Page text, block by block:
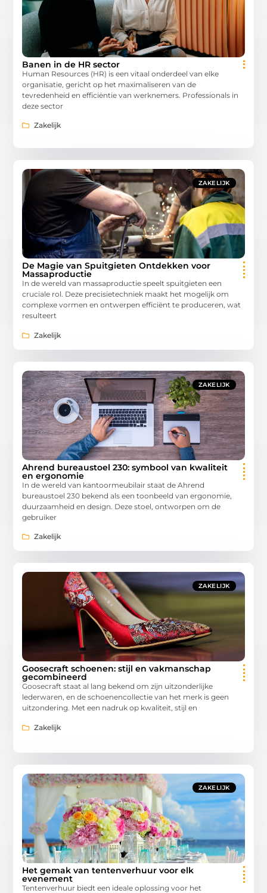
Banen in de HR sector
Human Resources (HR) is een vitaal onderdeel van elke
organisatie, gericht op het maximaliseren van de
tevredenheid en efficiëntie van werknemers. Professionals in
deze sector
Zakelijk
ZAKELIJK
De Magie van Spuitgieten Ontdekken voor
Massaproductie
In de wereld van massaproductie speelt spuitgieten een
cruciale rol. Deze precisietechniek maakt het mogelijk om
complexe vormen en ontwerpen efficiënt te produceren, wat
resulteert
Zakelijk
ZAKELIJK
Ahrend bureaustoel 230: symbool van kwaliteit
en ergonomie
In de wereld van kantoormeubilair staat de Ahrend
bureaustoel 230 bekend als een toonbeeld van ergonomie,
duurzaamheid en design. Deze stoel, ontworpen om de
gebruiker
Zakelijk
ZAKELIJK
Goosecraft schoenen: stijl en vakmanschap
gecombineerd
Goosecraft staat al lang bekend om zijn uitzonderlijke
lederwaren, en de schoenencollectie van het merk is geen
uitzondering. Met een nadruk op kwaliteit, stijl en
Zakelijk
ZAKELIJK
Het gemak van tentenverhuur voor elk
evenement
Tentenverhuur biedt een ideale oplossing voor het